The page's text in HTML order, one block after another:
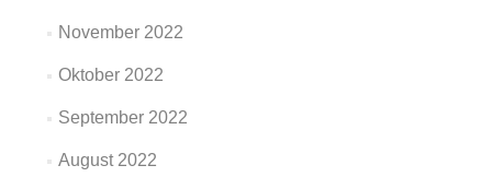
November 2022
Oktober 2022
September 2022
August 2022